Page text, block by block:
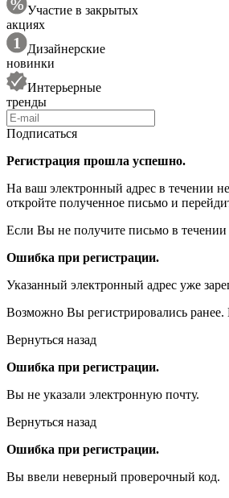
Участие в закрытых
акциях
Дизайнерские
новинки
Интерьерные
тренды
Подписаться
Регистрация прошла успешно.
На ваш электронный адрес в течении
откройте полученное письмо и
Если Вы не получите письмо в
Ошибка при регистрации.
Указанный электронный адрес уже
Возможно Вы регистрировались ранее.
Вернуться назад
Ошибка при регистрации.
Вы не указали электронную почту.
Вернуться назад
Ошибка при регистрации.
Вы ввели неверный проверочный код.